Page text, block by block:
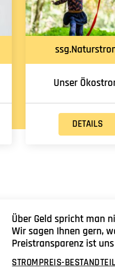
Unser
DETAILS
Über Geld spricht man
Wir sagen Ihnen gern,
Preistransparenz ist
STROMPREIS-